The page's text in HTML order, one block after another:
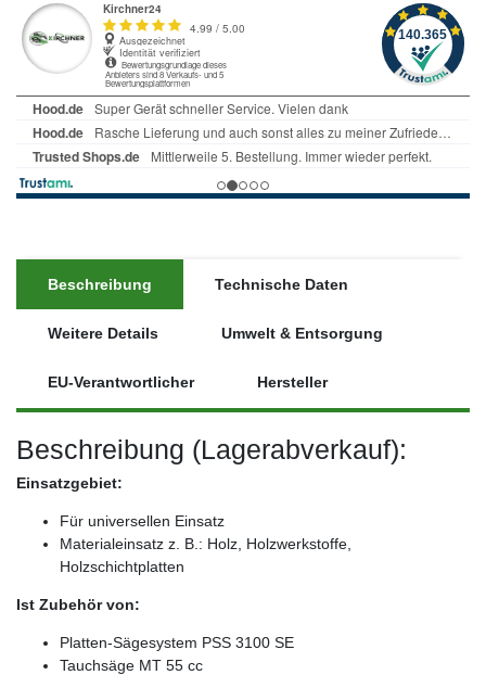
Beschreibung Technische Daten
Weitere Details Umwelt & Entsorgung
EU-Verantwortlicher Hersteller
Beschreibung (Lagerabverkauf):
Einsatzgebiet:
Für universellen Einsatz
Materialeinsatz z. B.: Holz, Holzwerkstoffe,
Holzschichtplatten
Ist Zubehör von:
Platten-Sägesystem PSS 3100 SE
Tauchsäge MT 55 cc